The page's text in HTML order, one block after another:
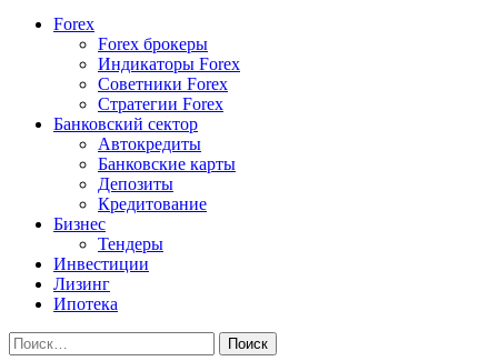
Forex
Forex брокеры
Индикаторы Forex
Советники Forex
Стратегии Forex
Банковский сектор
Автокредиты
Банковские карты
Депозиты
Кредитование
Бизнес
Тендеры
Инвестиции
Лизинг
Ипотека
Найти: